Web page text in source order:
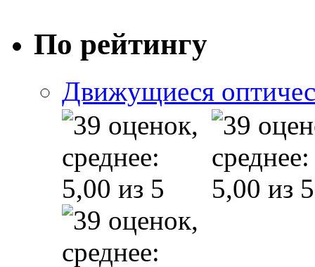
По рейтингу
Движущиеся